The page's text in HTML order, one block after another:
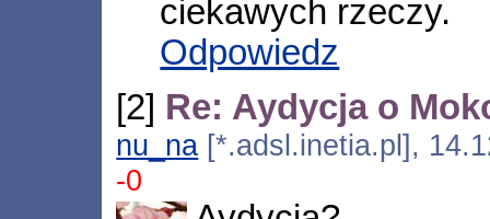
ciekawych rzeczy.
Odpowiedz
[2] Re: Aydycja o
nu_na [*.adsl.inetia.pl],
-0